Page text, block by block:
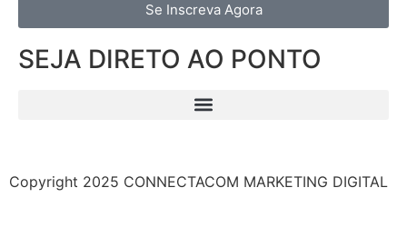
Se Inscreva Agora
SEJA DIRETO AO PONTO
Copyright 2025 CONNECTACOM MARKETING DIGITAL